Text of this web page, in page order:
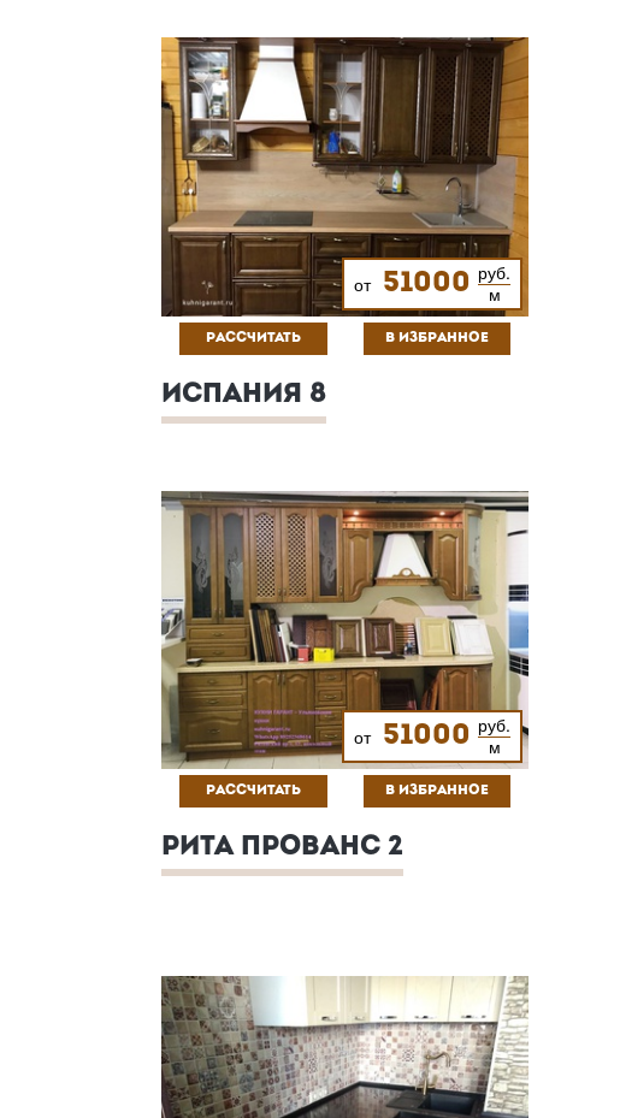
от 51000 руб.
м
РАССЧИТАТЬ В ИЗБРАННОЕ
ИСПАНИЯ 8
от 51000 руб.
м
РАССЧИТАТЬ В ИЗБРАННОЕ
РИТА ПРОВАНС 2